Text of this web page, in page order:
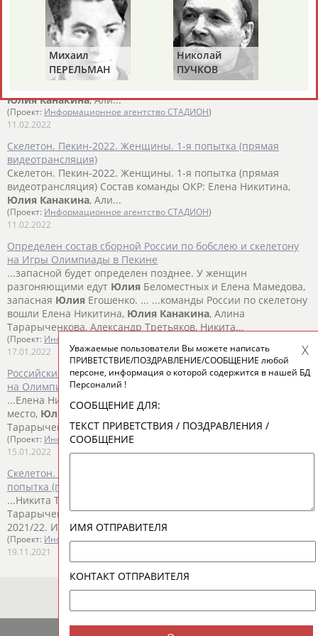
Информационное агентство СТАДИОН)
12.02.2022
Скелетон. Пекин-2022. Женщины. 2-я попытка (прямая
видеотрансляция)
Скелетон. Пекин-2022. Женщины. 2-я попытка (прямая
Юлия Канакина, Али...
(Проект: Информационное агентство СТАДИОН)
11.02.2022
Скелетон. Пекин-2022. Женщины. 1-я попытка (прямая
видеотрансляция)
Скелетон. Пекин-2022. Женщины. 1-я попытка (прямая
видеотрансляция) Состав команды ОКР: Елена Никитина,
Юлия Канакина, Али...
(Проект: Информационное агентство СТАДИОН)
11.02.2022
Определен состав сборной России по бобслею и скелетону
на Игры Олимпиады в Пекине
...запасной будет определен позднее. У женщин
разгоняющими едут Юлия Беломестных и Елена Мамедова,
запасная Юлия Егошенко. ... ...команды России по скелетону
вошли Елена Никитина, Юлия Канакина, Алина
Тарарыченкова, Александр Третьяков, Никита...
(Проект: Информационное агентство СТАДИОН
17.01.2022
Российские скелетонистки завоевали максимальную квоту
на Олимпийские игры в Пекине
...Елена Никитина набрала 1458 баллов и заняла третье
место, Юлия Канакина
(1290) - пятое, а Алина
Тарарыченкова (1202)...
(Проект: Информационное агентство СТАДИОН
15.01.2022
Скелетон. Кубок мира 2021/22. Инсбрук. Женщины. 2-я
попытка (прямая видеотрансляция)
...Никита Трегубов, Владислав Семенов, Алина
Тарарыченкова иЮлия Канакина. Скелетон. Кубок мира
2021/22. Инсбрук....
(Проект: Информационное агентство СТАДИОН)
19.11.2021
Михаил
ПЕРЕЛЬМАН
(ПЕРЛЬМАН)
Николай
ПУЧКОВ
Уважаемые пользователи Вы можете написать
ПРИВЕТСТВИЕ/ПОЗДРАВЛЕНИЕ/СООБЩЕНИЕ любой
персоне, информация о которой содержится в нашей БД
Персоналий !
СООБЩЕНИЕ ДЛЯ:
ТЕКСТ ПРИВЕТСТВИЯ / ПОЗДРАВЛЕНИЯ /
СООБЩЕНИЕ
ИМЯ ОТПРАВИТЕЛЯ
КОНТАКТ ОТПРАВИТЕЛЯ